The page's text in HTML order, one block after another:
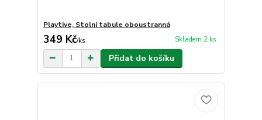
Playtive, Stolní tabule oboustranná
349 Kč/ks Skladem 2 ks
Přidat do košíku